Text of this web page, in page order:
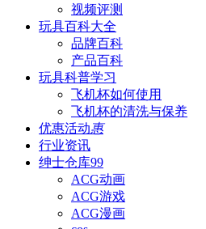
视频评测
玩具百科大全
品牌百科
产品百科
玩具科普学习
飞机杯如何使用
飞机杯的清洗与保养
优惠活动惠
行业资讯
绅士仓库99
ACG动画
ACG游戏
ACG漫画